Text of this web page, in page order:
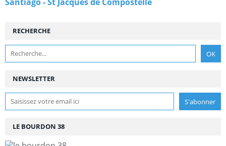
NEWSLETTER
RECHERCHE
LE BOURDON 38